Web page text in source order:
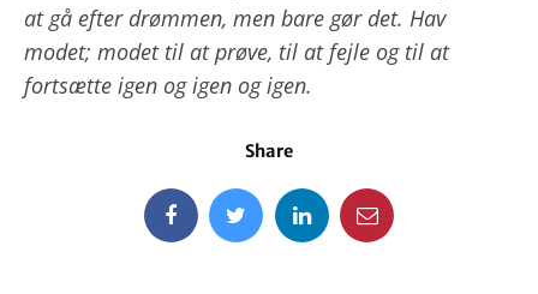
at gå efter drømmen, men bare gør det. Hav
modet; modet til at prøve, til at fejle og til at
fortsætte igen og igen og igen.
Share